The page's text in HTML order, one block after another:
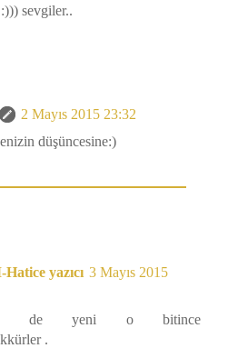
sevgiler..
2 Mayıs 2015 23:32
düşüncesine:)
yazıcı 3 Mayıs 2015
de yeni o bitince
.